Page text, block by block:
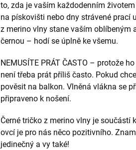
to, zda je vaším každodenním
na pískovišti nebo dny strávené prací
z merino vlny stane vaším oblíbeným
černou – hodí se úplně ke všemu.
NEMUSÍTE PRÁT ČASTO – protože
není třeba prát příliš často. Pokud
pověsit na balkon. Vlněná vlákna se
připraveno k nošení.
Černé tričko z merino vlny je součástí
ovcí je pro nás něco pozitivního.
jedinečný a vy také!